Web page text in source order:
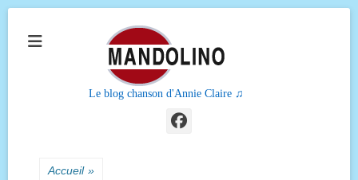
Le blog chanson d'Annie Claire ♫
Facebook
Accueil »